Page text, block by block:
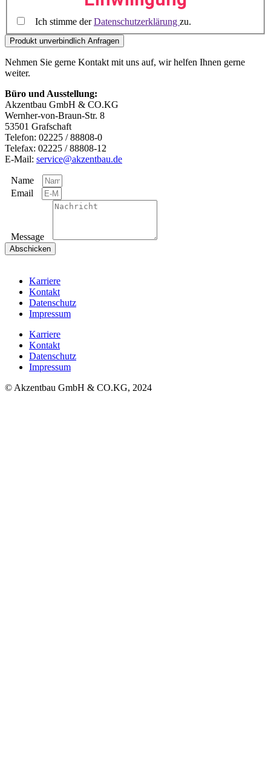
Ich stimme derDatenschutzerklärung zu.
Nehmen Sie gerne Kontakt mit uns auf, wir helfen Ihnen gerne
weiter.
Büro und Ausstellung:
Akzentbau GmbH & CO.KG
Wernher-von-Braun-Str. 8
53501 Grafschaft
Telefon: 02225 / 88808-0
Telefax: 02225 / 88808-12
E-Mail: service@akzentbau.de
Name
Email
Message
Abschicken
Karriere
Kontakt
Datenschutz
Impressum
Karriere
Kontakt
Datenschutz
Impressum
© Akzentbau GmbH & CO.KG, 2024